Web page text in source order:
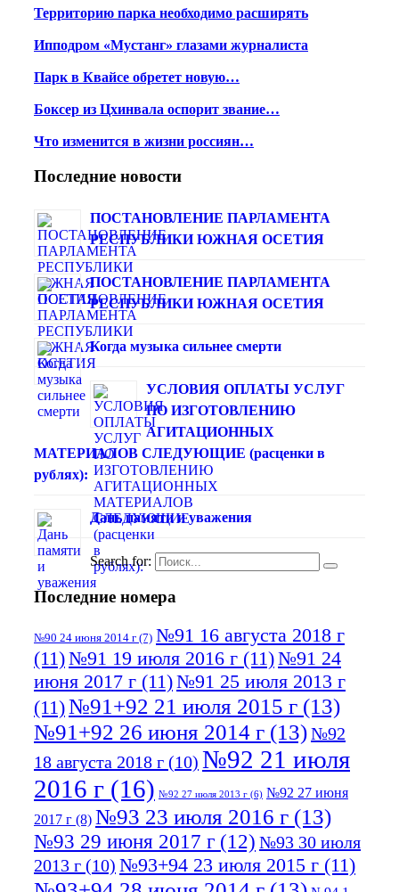
Территорию парка необходимо расширять
Ипподром «Мустанг» глазами журналиста
Парк в Квайсе обретет новую…
Боксер из Цхинвала оспорит звание…
Что изменится в жизни россиян…
Последние новости
ПОСТАНОВЛЕНИЕ ПАРЛАМЕНТА
РЕСПУБЛИКИ ЮЖНАЯ ОСЕТИЯ
ПОСТАНОВЛЕНИЕ ПАРЛАМЕНТА
РЕСПУБЛИКИ ЮЖНАЯ ОСЕТИЯ
Когда музыка сильнее смерти
УСЛОВИЯ ОПЛАТЫ УСЛУГ
ПО ИЗГОТОВЛЕНИЮ
АГИТАЦИОННЫХ
МАТЕРИАЛОВ СЛЕДУЮЩИЕ (расценки в
рублях):
Дань памяти и уважения
Search for:
Последние номера
№90 24 июня 2014 г (7) №91 16 августа 2018 г
(11)№91 19 июля 2016 г (11)№91 24
июня 2017 г (11)№91 25 июля 2013 г
(11)№91+92 21 июля 2015 г (13)
№91+92 26 июня 2014 г (13)№92
18 августа 2018 г (10) №92 21 июля
2016 г (16) №92 27 июля 2013 г (6) №92 27 июня
2017 г (8) №93 23 июля 2016 г (13)
№93 29 июня 2017 г (12) №93 30 июля
2013 г (10) №93+94 23 июля 2015 г (11)